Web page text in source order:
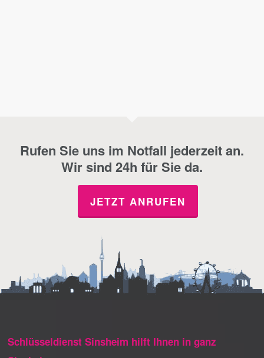
Rufen Sie uns im Notfall jederzeit an.
Wir sind 24h für Sie da.
JETZT ANRUFEN
Schlüsseldienst Sinsheim hilft Ihnen in ganz